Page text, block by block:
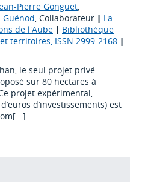
Pierre Gonguet,
Guénod, Collaborateur | La
de l'Aube | Bibliothèque
territoires, ISSN 2999-2168 |
le seul projet privé
sur 80 hectares à
projet expérimental,
d’investissements) est